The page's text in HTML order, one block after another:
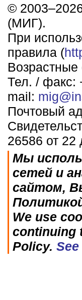
©
(МИГ).
При
правила (
Возрастные
Тел. / факс:
mail:
Почтовый
26586 от 22
Мы
сетей и
сайтом,
We use
continuing
Policy.